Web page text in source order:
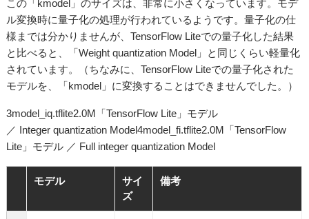
この「kmodel」のサイズは、非常に小さくなっています。モデ
ル変換時に量子化の処理が行われているようです。量子化の仕
様までは分かりませんが、TensorFlow Liteでの量子化した結果
と比べると、「Weight quantization Model」と同じくらい軽量化
されています。（ちなみに、TensorFlow Liteでの量子化された
モデルを、「kmodel」に変換することはできませんでした。）
3model_iq.tflite2.0M「TensorFlow Lite」モデル
／ Integer quantization Model4model_fi.tflite2.0M「TensorFlow
Lite」モデル ／ Full integer quantization Model
モデル
サイ
ズ
備考